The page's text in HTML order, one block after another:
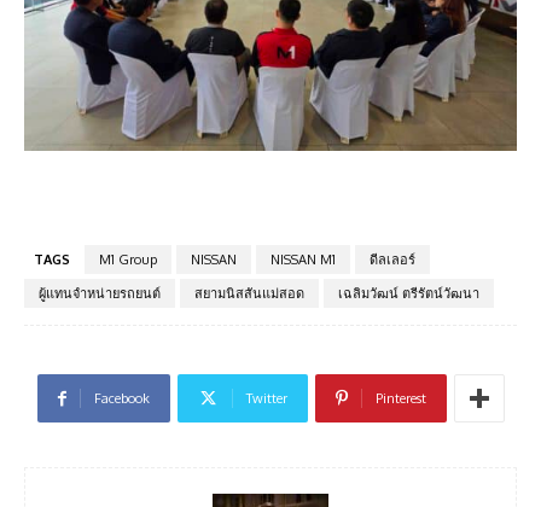
TAGS M1 Group NISSAN NISSAN M1
ดีลเลอร์
ผู้แทนจำหน่ายรถยนต์
สยามนิสสันแม่สอด เฉลิมวัฒน์ ตรีรัตน์วัฒนา
Facebook Twitter Pinterest